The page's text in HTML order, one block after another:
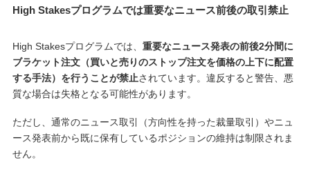
High Stakesプログラムでは重要なニュース前後の取引禁止
High Stakesプログラムでは、 重要なニュース発表の前後2分間に
ブラケット注文（買いと売りのストップ注文を価格の上下に配置
する手法）を行うことが禁止されています。違反すると警告、悪
質な場合は失格となる可能性があります。
ただし、通常のニュース取引（方向性を持った裁量取引）やニュ
ース発表前から既に保有しているポジションの維持は制限されま
せん。